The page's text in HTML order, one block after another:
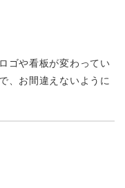
ゴや看板が変わってい
、お間違えないように